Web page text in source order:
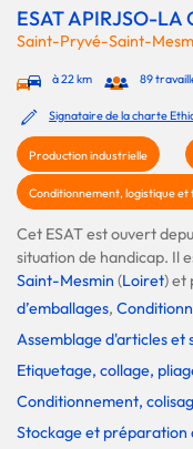
ESAT APIRJSO-LA
Saint-Pryvé-Saint-
à 22 km 89
Signataire de la charte
Production industrielle
Conditionnement, logistique
Cet ESAT est ouvert
situation de handicap. Il
Saint-Mesmin (Loiret) et
d’emballages,
Assemblage d'articles et
Etiquetage, collage,
Conditionnement,
Stockage et préparation